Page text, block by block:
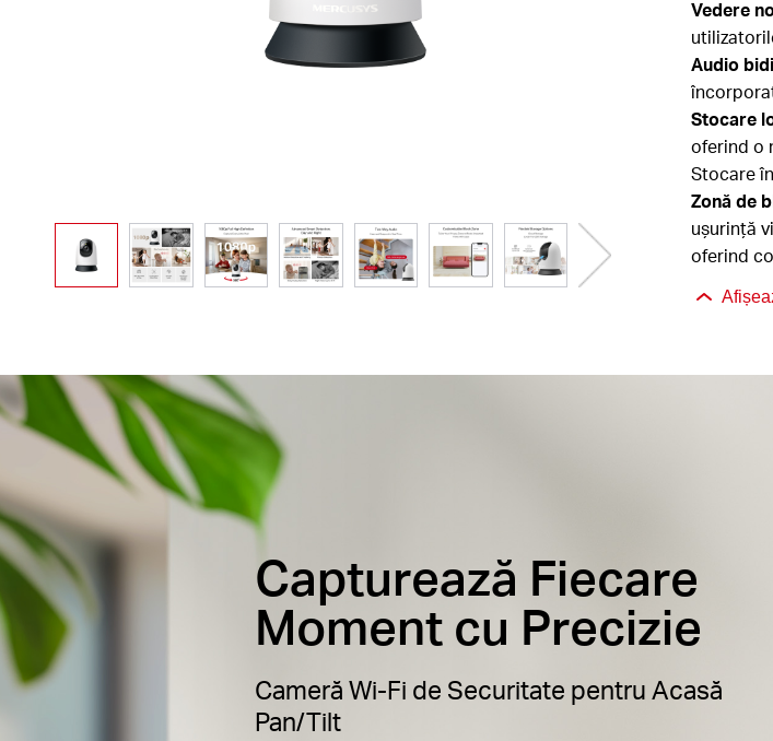
Vedere
Audio
Stocare
oferind o
Stocare
Zonă de
ușurință
oferind
Capturează Fiecare
Moment cu Precizie
Cameră Wi-Fi de Securitate pentru Acasă
Pan/Tilt